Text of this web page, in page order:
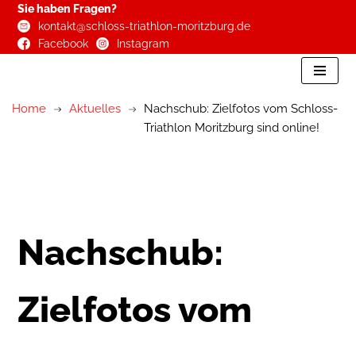
Zum
Sie haben Fragen?
kontakt@schloss-triathlon-moritzburg.de
Facebook
Instagram
Home Aktuelles
Nachschub: Zielfotos vom Schloss-
Triathlon Moritzburg sind online!
Nachschub:
Zielfotos vom